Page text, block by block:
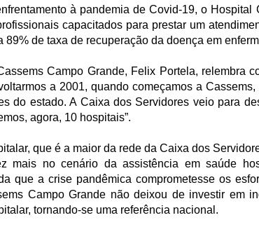
à pandemia de Covid-19, o Hospital
capacitados para prestar um
de taxa de recuperação da doença em
Campo Grande, Felix Portela, relembra
a 2001, quando começamos a
do estado. A Caixa dos Servidores veio para
agora, 10 hospitais”.
que é a maior da rede da Caixa dos
mais no cenário da assistência em saúde
que a crise pandêmica comprometesse os
Campo Grande não deixou de investir em
tornando-se uma referência nacional.